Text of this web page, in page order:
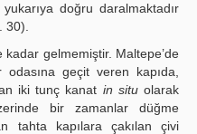
doğru daralmaktadır
30).
kadar gelmemiştir. Maltepe’de
geçit veren kapıda,
iki tunç kanat in situolarak
bir zamanlar düğme
tahta kapılara çakılan çivi